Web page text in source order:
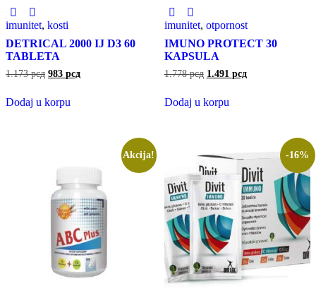
imunitet, kosti
DETRICAL 2000 IJ D3 60
TABLETA
1.173рсд 983 рсд
Dodaj u korpu
imunitet, otpornost
IMUNO PROTECT 30
KAPSULA
1.778рсд 1.491 рсд
Dodaj u korpu
Akcija! -16%